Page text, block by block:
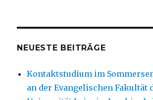
NEUESTE BEITRÄGE
Kontaktstudium im
an der Evangelischen Fakultät